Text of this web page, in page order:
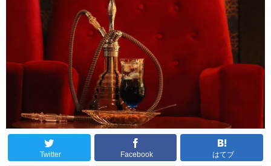
Twitter Facebook はてブ